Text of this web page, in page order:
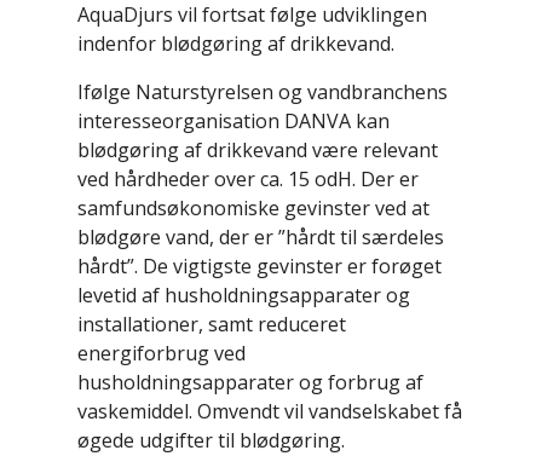
AquaDjurs vil fortsat følge udviklingen
indenfor blødgøring af drikkevand.
Ifølge Naturstyrelsen og vandbranchens
interesseorganisation DANVA kan
blødgøring af drikkevand være relevant
ved hårdheder over ca. 15 odH. Der er
samfundsøkonomiske gevinster ved at
blødgøre vand, der er ”hårdt til særdeles
hårdt”. De vigtigste gevinster er forøget
levetid af husholdningsapparater og
installationer, samt reduceret
energiforbrug ved
husholdningsapparater og forbrug af
vaskemiddel. Omvendt vil vandselskabet få
øgede udgifter til blødgøring.